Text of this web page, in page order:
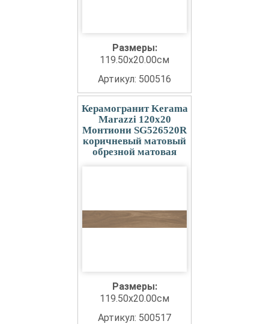
Размеры:
119.50x20.00см
Артикул: 500516
Керамогранит Kerama
Marazzi 120x20
Монтиони SG526520R
коричневый матовый
обрезной матовая
Размеры:
119.50x20.00см
Артикул: 500517